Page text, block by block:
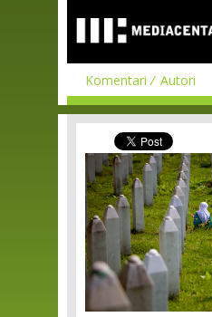
main
content
Komentari Autori